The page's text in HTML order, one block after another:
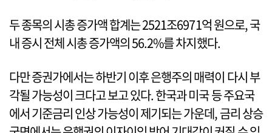
두 종목의 시총 증가액 합계는 2521조6971억 원으로, 국
내 증시 전체 시총 증가액의 56.2%를 차지했다.
다만 증권가에서는 하반기 이후 은행주의 매력이 다시 부
각될 가능성이 크다고 보고 있다. 한국과 미국 등 주요국
에서 기준금리 인상 가능성이 제기되는 가운데, 금리 상승